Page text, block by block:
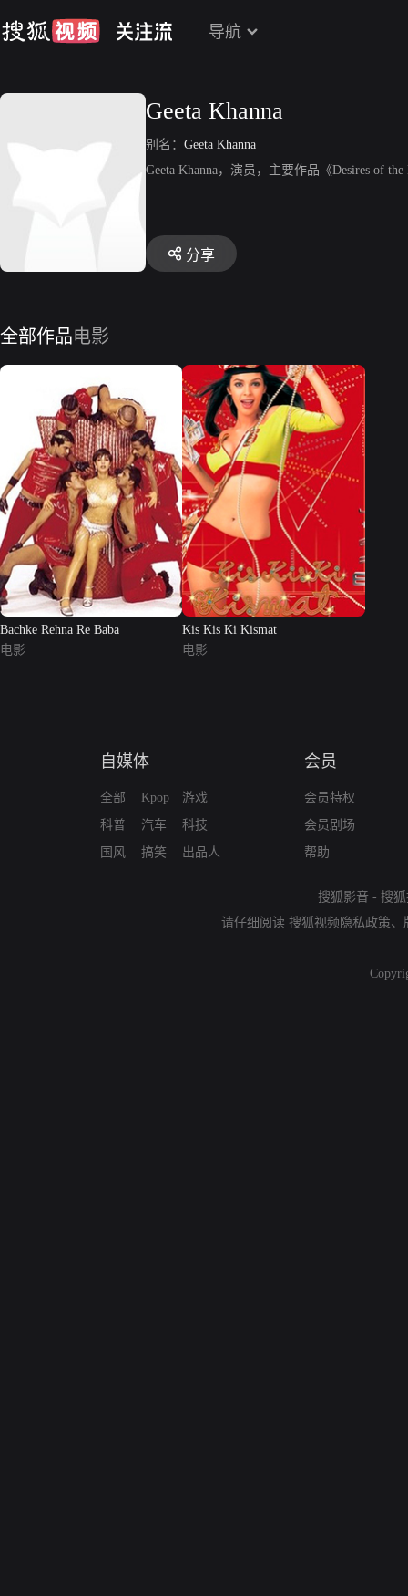
导航
Geeta Khanna
别名： Geeta Khanna
Geeta Khanna，演员，主要作品《Desires of
分享
全部作品电影
Bachke Rehna Re Baba
电影
Kis Kis Ki Kismat
电影
自媒体
全部
科普
国风
Kpop
汽车
搞笑
游戏
科技
出品人
会员
会员特权
会员剧场
帮助
搜狐影音 - 搜
请仔细阅读 搜狐视频隐私政策、